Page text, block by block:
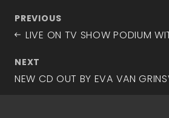
Post
navigation
Previous
Post
PREVIOUS
LIVE ON TV SHOW PODIUM
Next
Post
NEXT
NEW CD OUT BY EVA VAN